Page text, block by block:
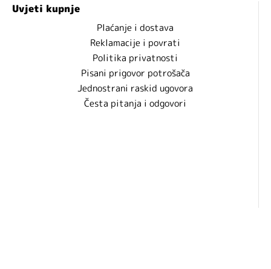
Uvjeti kupnje
Plaćanje i dostava
Reklamacije i povrati
Politika privatnosti
Pisani prigovor potrošača
Jednostrani raskid ugovora
Česta pitanja i odgovori